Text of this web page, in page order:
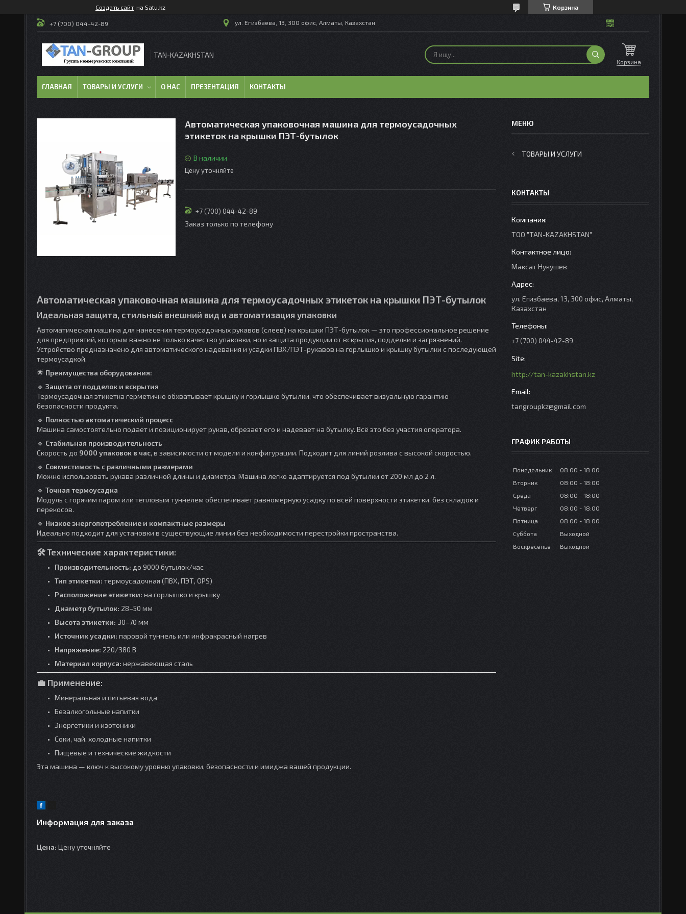
Создать сайт на Satu.kz Корзина
+7 (700) 044-42-89 ул. Егизбаева, 13, 300 офис, Алматы, Казахстан
TAN-KAZAKHSTAN
Корзина
ГЛАВНАЯ ТОВАРЫ И УСЛУГИ О НАС ПРЕЗЕНТАЦИЯ КОНТАКТЫ
Автоматическая упаковочная машина для термоусадочных
этикеток на крышки ПЭТ-бутылок
В наличии
Цену уточняйте
+7 (700) 044-42-89
Заказ только по телефону
Автоматическая упаковочная машина для термоусадочных этикеток на крышки ПЭТ-бутылок
Идеальная защита, стильный внешний вид и автоматизация упаковки
Автоматическая машина для нанесения термоусадочных рукавов (слеев) на крышки ПЭТ-бутылок — это профессиональное решение
для предприятий, которым важно не только качество упаковки, но и защита продукции от вскрытия, подделки и загрязнений.
Устройство предназначено для автоматического надевания и усадки ПВХ/ПЭТ-рукавов на горлышко и крышку бутылки с последующей
термоусадкой.
🌟 Преимущества оборудования:
🔹 Защита от подделок и вскрытия
Термоусадочная этикетка герметично обхватывает крышку и горлышко бутылки, что обеспечивает визуальную гарантию
безопасности продукта.
🔹 Полностью автоматический процесс
Машина самостоятельно подает и позиционирует рукав, обрезает его и надевает на бутылку. Всё это без участия оператора.
🔹 Стабильная производительность
Скорость до 9000 упаковок в час, в зависимости от модели и конфигурации. Подходит для линий розлива с высокой скоростью.
🔹 Совместимость с различными размерами
Можно использовать рукава различной длины и диаметра. Машина легко адаптируется под бутылки от 200 мл до 2 л.
🔹 Точная термоусадка
Модуль с горячим паром или тепловым туннелем обеспечивает равномерную усадку по всей поверхности этикетки, без складок и
перекосов.
🔹 Низкое энергопотребление и компактные размеры
Идеально подходит для установки в существующие линии без необходимости перестройки пространства.
🛠Технические характеристики:
Производительность: до 9000 бутылок/час
Тип этикетки: термоусадочная (ПВХ, ПЭТ, OPS)
Расположение этикетки: на горлышко и крышку
Диаметр бутылок: 28–50 мм
Высота этикетки: 30–70 мм
Источник усадки: паровой туннель или инфракрасный нагрев
Напряжение: 220/380 В
Материал корпуса: нержавеющая сталь
💼 Применение:
Минеральная и питьевая вода
Безалкогольные напитки
Энергетики и изотоники
Соки, чай, холодные напитки
Пищевые и технические жидкости
Эта машина — ключ к высокому уровню упаковки, безопасности и имиджа вашей продукции.
Информация для заказа
Цена: Цену уточняйте
ТОВАРЫ И УСЛУГИ
КОНТАКТЫ
ТОО "TAN-KAZAKHSTAN"
Максат Нукушев
ул. Егизбаева, 13, 300 офис, Алматы,
Казахстан
+7 (700) 044-42-89
http://tan-kazakhstan.kz
tangroupkz@gmail.com
ГРАФИК РАБОТЫ
Понедельник 08:00
18:00
Вторник
08:00
18:00
Среда
08:00
18:00
Четверг
08:00
18:00
Пятница
08:00
18:00
Суббота
Выходной
Воскресенье
Выходной